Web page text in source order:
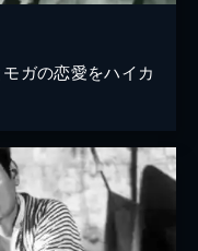
ガの恋愛をハイカ